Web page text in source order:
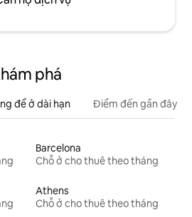
phá
để ở dài hạn Điểm đến gần đây
Barcelona
Chỗ ở cho thuê theo tháng
Athens
Chỗ ở cho thuê theo tháng